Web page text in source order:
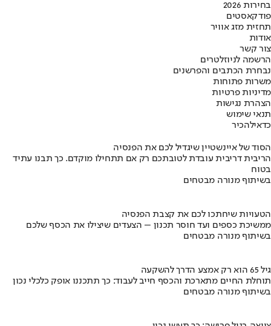
בחירות 2026
פודקאסטים
תחזית מזג אוויר
אודות
צור קשר
הרשמה לניוזלטרים
נבחרת הכתבים והפרשנים
משרות פתוחות
מדיניות פרטיות
הצהרת נגישות
תנאי שימוש
כדאילהכיר
הסוד של איינשטיין שיגדיל לכם את הפנסיה
הריבית דריבית עובדת לטובתכם רק אם תתחילו מוקדם. כך תבנו עתיד
בטוח
בשיתוף מנורה מבטחים
הטעויות שיחתכו לכם את קצבת הפנסיה
ממשיכת כספים ועד חוסר תכנון – הצעדים שיצילו את הכסף שלכם
בשיתוף מנורה מבטחים
גיל 65 הוא רק אמצע הדרך להשקעה
תוחלת החיים מתארכת והכסף חייב לעבוד: כך תתכננו אופק כלכלי נכון
בשיתוף מנורה מבטחים